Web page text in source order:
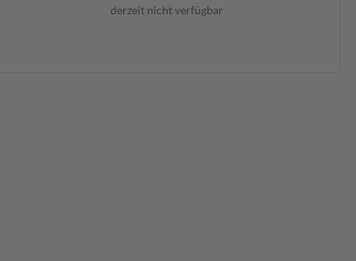
derzeit nicht verfügbar